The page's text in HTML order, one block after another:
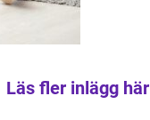
Läs fler inlägg här